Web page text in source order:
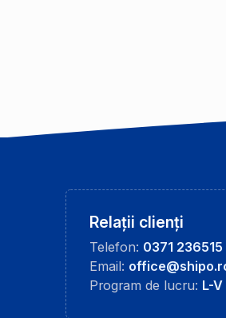
Relații clienți
Telefon: 0371 236515
Email:
Program de lucru: L-